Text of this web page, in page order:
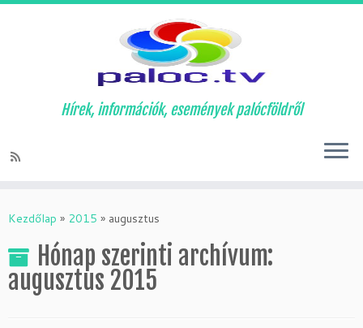
to
Hírek, információk, események palócföldről
Kezdőlap » 2015 » augusztus
Hónap szerinti archívum:
augusztus 2015